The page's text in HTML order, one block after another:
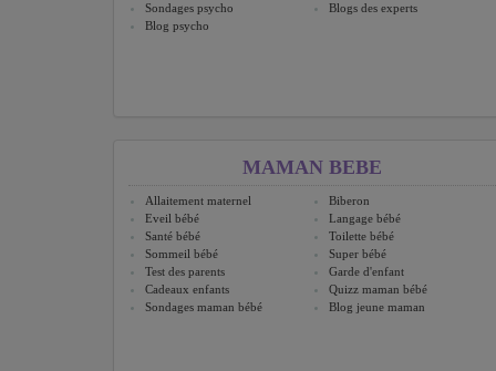
Sondages psycho
Blogs des experts
Blog psycho
MAMAN BEBE
Allaitement maternel
Biberon
Eveil bébé
Langage bébé
Santé bébé
Toilette bébé
Sommeil bébé
Super bébé
Test des parents
Garde d'enfant
Cadeaux enfants
Quizz maman bébé
Sondages maman bébé
Blog jeune maman